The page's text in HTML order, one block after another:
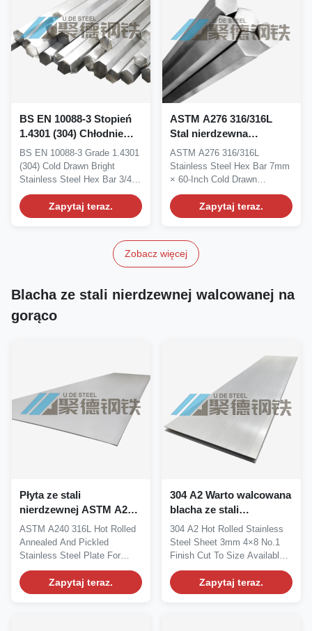
BS EN 10088-3 Stopień
1.4301 (304) Chłodnie
wyciągnięty jasny
sztabel sześciokątny ze
stali nierdzewnej 3/4"
BS EN 10088-3 Grade 1.4301
(304) Cold Drawn Bright
Stainless Steel Hex Bar 3/4"
Manufacturer...
Zapytaj teraz.
ASTM A276 316/316L
Stal nierdzewna
szesnastościennik 7 mm
× 60-calowy, precyzyjnie
wyciągnięty na zimno,
wytwórca i dostawca
ASTM A276 316/316L
Stainless Steel Hex Bar 7mm
× 60-Inch Cold Drawn
Precision Bright Bar...
Zapytaj teraz.
Zobacz więcej
Blacha ze stali nierdzewnej walcowanej na
gorąco
Płyta ze stali
nierdzewnej ASTM A240
316L walcowana na
gorąco, wyżarzana i
trawiona do przemysłu
petrochemicznego
ASTM A240 316L Hot Rolled
Annealed And Pickled
Stainless Steel Plate For
Petrochemical Industry...
Zapytaj teraz.
304 A2 Warto walcowana
blacha ze stali
nierdzewnej 3mm 4×8
No.1 Finish Cut To Size
Dostępna
304 A2 Hot Rolled Stainless
Steel Sheet 3mm 4×8 No.1
Finish Cut To Size Available
A2 hot-rolled...
Zapytaj teraz.